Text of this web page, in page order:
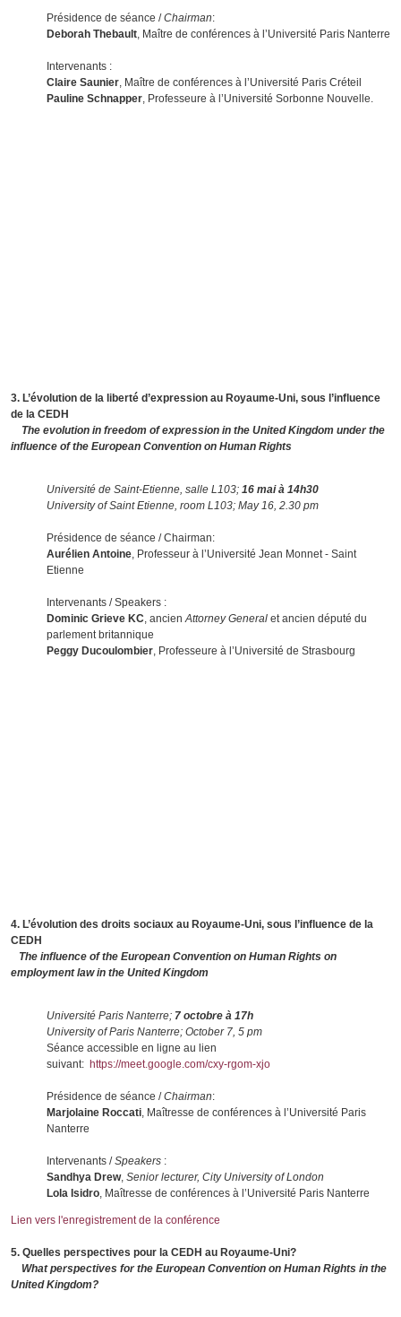
Présidence de séance /Chairman:
Deborah Thebault, Maître de conférences à l’Université Paris Nanterre
Intervenants :
Claire Saunier, Maître de conférences à l’Université Paris Créteil
Pauline Schnapper, Professeure à l’Université Sorbonne Nouvelle.
3. L’évolution de la liberté d’expression au Royaume-Uni, sous l’influence
de la CEDH
The evolution in freedom of expression in the United Kingdom under the
influence of the European Convention on Human Rights
Université de Saint-Etienne, salle L103; 16 mai à 14h30
University of Saint Etienne, room L103; May 16, 2.30 pm
Présidence de séance / Chairman:
Aurélien Antoine, Professeur à l’Université Jean Monnet - Saint
Etienne
Intervenants / Speakers :
Dominic Grieve KC, ancienAttorney General et ancien député du
parlement britannique
Peggy Ducoulombier, Professeure à l’Université de Strasbourg
4. L’évolution des droits sociaux au Royaume-Uni, sous l’influence de la
CEDH
The influence of the European Convention on Human Rights on
employment law in the United Kingdom
Université Paris Nanterre; 7 octobre à 17h
University of Paris Nanterre; October 7, 5 pm
Séance accessible en ligne au lien
suivant: https://meet.google.com/cxy-rgom-xjo
Présidence de séance /Chairman:
Marjolaine Roccati, Maîtresse de conférences à l’Université Paris
Nanterre
Intervenants /Speakers :
Sandhya Drew, Senior lecturer, City University of London
Lola Isidro, Maîtresse de conférences à l’Université Paris Nanterre
Lien vers l'enregistrement de la conférence
5. Quelles perspectives pour la CEDH au Royaume-Uni?
What perspectives for the European Convention on Human Rights in the
United Kingdom?